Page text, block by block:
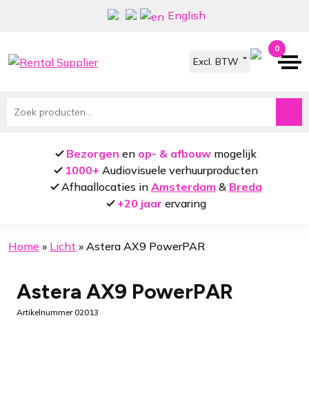
navigatie
inhoud
English
0
Zoeken
Bezorgen en op- & afbouw mogelijk
1000+ Audiovisuele verhuurproducten
Afhaallocaties in Amsterdam & Breda
+20 jaar ervaring
Home » Licht » Astera AX9 PowerPAR
Astera AX9 PowerPAR
Artikelnummer 02013